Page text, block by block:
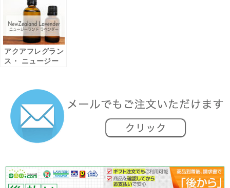
アクアフレグラン
ス・ ニュージー
ンシャルオイル